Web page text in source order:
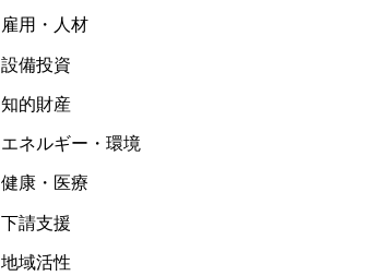
雇用・人材
設備投資
知的財産
エネルギー・環境
健康・医療
下請支援
地域活性